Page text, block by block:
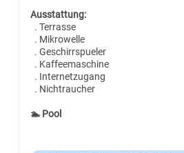
Ausstattung:
. Terrasse
. Mikrowelle
. Geschirrspueler
. Kaffeemaschine
. Internetzugang
. Nichtraucher
🏊 Pool